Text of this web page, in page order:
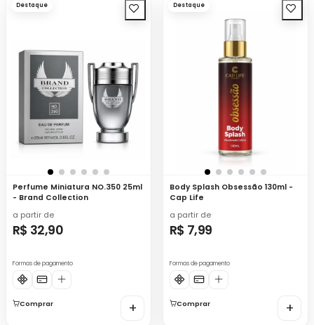
Destaque
Perfume Miniatura NO.350 25ml
- Brand Collection
a partir de
R$ 32,90
Formas de pagamento
Comprar +
Destaque
Body Splash Obsessão 130ml -
Cap Life
a partir de
R$ 7,99
Formas de pagamento
Comprar +